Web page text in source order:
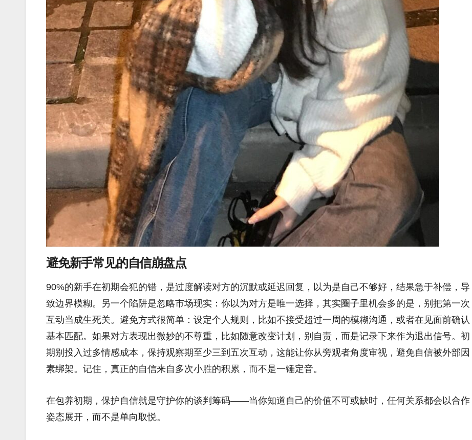
避免新手常见的自信崩盘点
90%的新手在初期会犯的错，是过度解读对方的沉默或延迟回复，以为是自己不够好，结果急于补偿，导
致边界模糊。另一个陷阱是忽略市场现实：你以为对方是唯一选择，其实圈子里机会多的是，别把第一次
互动当成生死关。避免方式很简单：设定个人规则，比如不接受超过一周的模糊沟通，或者在见面前确认
基本匹配。如果对方表现出微妙的不尊重，比如随意改变计划，别自责，而是记录下来作为退出信号。初
期别投入过多情感成本，保持观察期至少三到五次互动，这能让你从旁观者角度审视，避免自信被外部因
素绑架。记住，真正的自信来自多次小胜的积累，而不是一锤定音。
在包养初期，保护自信就是守护你的谈判筹码——当你知道自己的价值不可或缺时，任何关系都会以合作
姿态展开，而不是单向取悦。